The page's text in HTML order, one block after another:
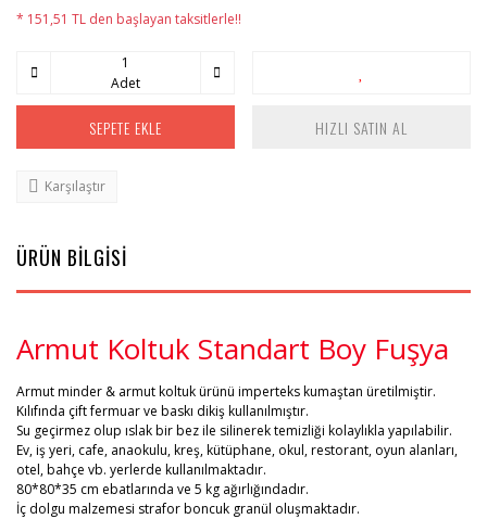
* 151,51 TL den başlayan taksitlerle!!
Adet
SEPETE EKLE HIZLI SATIN AL
Karşılaştır
ÜRÜN BİLGİSİ
Armut Koltuk Standart Boy Fuşya
Armut minder & armut koltuk ürünü imperteks kumaştan üretilmiştir.
Kılıfında çift fermuar ve baskı dikiş kullanılmıştır.
Su geçirmez olup ıslak bir bez ile silinerek temizliği kolaylıkla yapılabilir.
Ev, iş yeri, cafe, anaokulu, kreş, kütüphane, okul, restorant, oyun alanları,
otel, bahçe vb. yerlerde kullanılmaktadır.
80*80*35 cm ebatlarında ve 5 kg ağırlığındadır.
İç dolgu malzemesi strafor boncuk granül oluşmaktadır.